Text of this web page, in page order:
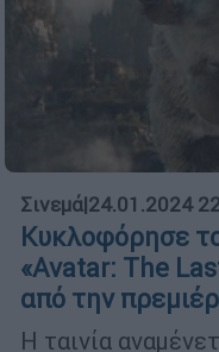
Σινεμά|24.01.2024
Κυκλοφόρησε
«Avatar: The
από την
Η ταινία